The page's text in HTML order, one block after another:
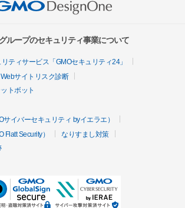
ループのセキュリティ事業について
ティサービス「GMOセキュリティ24」
Webサイトリスク診断
トボット
イバーセキュリティ byイエラエ）
Security）
なりすまし対策